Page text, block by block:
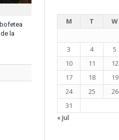
la
M
T W
3
4 5
10
11 12
17
18 19
24
25 26
31
« Jul